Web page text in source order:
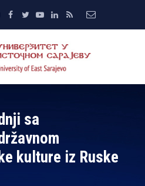
sa
kulture iz Ruske